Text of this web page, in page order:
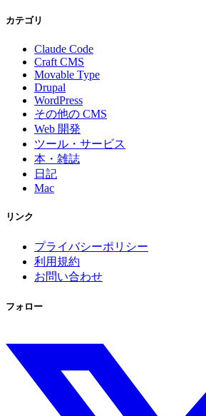
カテゴリ
Claude Code
Craft CMS
Movable Type
Drupal
WordPress
その他の CMS
Web 開発
ツール・サービス
本・雑誌
日記
Mac
リンク
プライバシーポリシー
利用規約
お問い合わせ
フォロー